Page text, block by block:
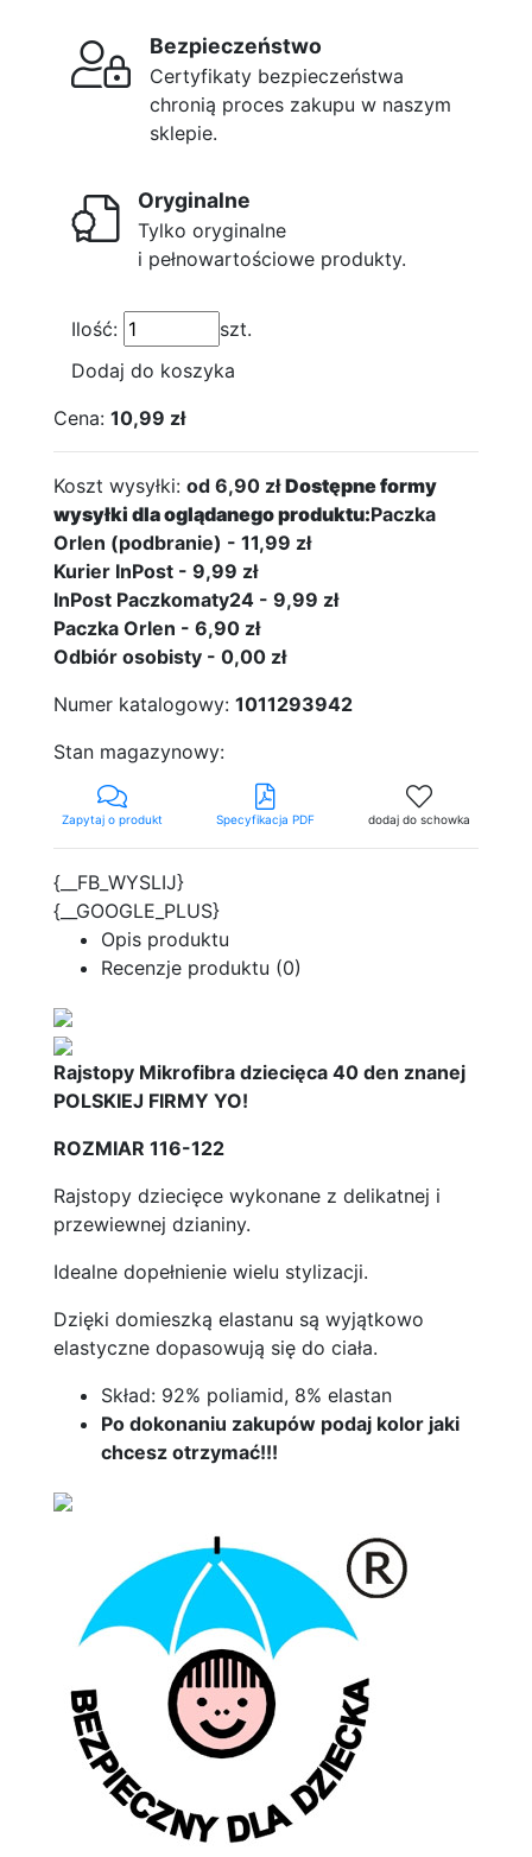
Bezpieczeństwo
Certyfikaty bezpieczeństwa
chronią proces zakupu w naszym
sklepie.
Oryginalne
Tylko oryginalne
i pełnowartościowe produkty.
Ilość:
szt.
Dodaj do koszyka
Cena: 10,99 zł
Koszt wysyłki: od 6,90 złDostępne formy
wysyłki dla oglądanego produktu:Paczka
Orlen (podbranie) - 11,99 zł
Kurier InPost - 9,99 zł
InPost Paczkomaty24 - 9,99 zł
Paczka Orlen - 6,90 zł
Odbiór osobisty - 0,00 zł
Numer katalogowy: 1011293942
Stan magazynowy:
Zapytaj o produkt Specyfikacja PDF dodaj do schowka
{__FB_WYSLIJ}
{__GOOGLE_PLUS}
Opis produktu
Recenzje produktu (0)
Rajstopy Mikrofibra dziecięca 40 den znanej
POLSKIEJ FIRMY YO!
ROZMIAR 116-122
Rajstopy dziecięce wykonane z delikatnej i
przewiewnej dzianiny.
Idealne dopełnienie wielu stylizacji.
Dzięki domieszką elastanu są wyjątkowo
elastyczne dopasowują się do ciała.
Skład: 92% poliamid, 8% elastan
Po dokonaniu zakupów podaj kolor jaki
chcesz otrzymać!!!